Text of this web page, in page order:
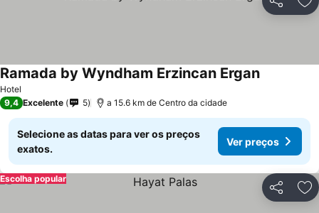
Partilhar
Hotel
Ramada by Wyndham Erzincan ErganVer preços
9,4 Excelente 5 a 15.6 km de Centro da cidade
Selecione as datas para ver os preços
exatos.
Ver preços
Partilhar
Escolha popular